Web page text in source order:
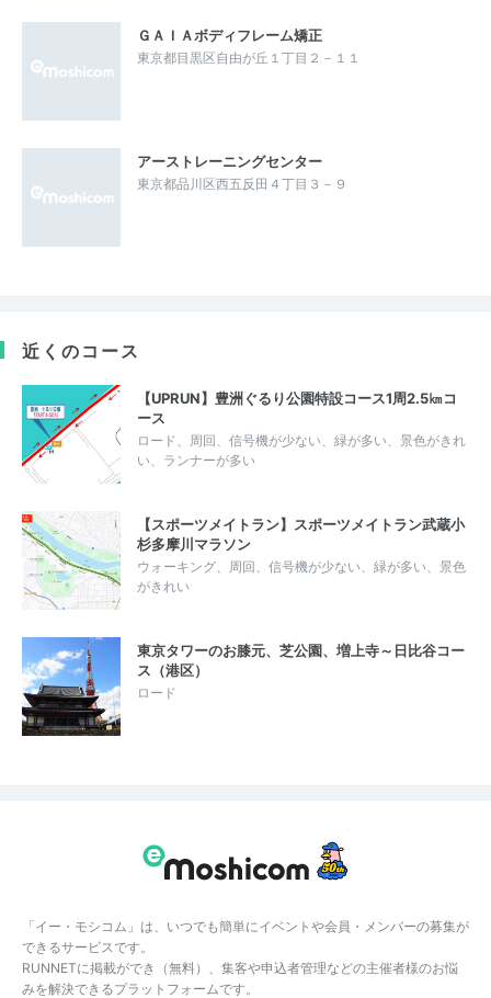
ＧＡＩＡボディフレーム矯正
東京都目黒区自由が丘１丁目２－１１
アーストレーニングセンター
東京都品川区西五反田４丁目３－９
近くのコース
【UPRUN】豊洲ぐるり公園特設コース1周2.5㎞コ
ース
ロード、周回、信号機が少ない、緑が多い、景色がきれ
い、ランナーが多い
【スポーツメイトラン】スポーツメイトラン武蔵小
杉多摩川マラソン
ウォーキング、周回、信号機が少ない、緑が多い、景色
がきれい
東京タワーのお膝元、芝公園、増上寺～日比谷コー
ス（港区）
ロード
「イー・モシコム」は、いつでも簡単にイベントや会員・メンバーの募集が
できるサービスです。
RUNNETに掲載ができ（無料）、集客や申込者管理などの主催者様のお悩
みを解決できるプラットフォームです。